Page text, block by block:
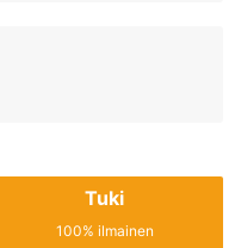
Tuki
100% ilmainen